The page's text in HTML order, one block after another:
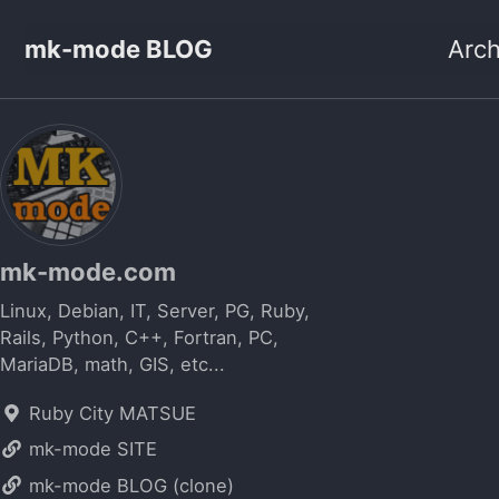
mk-mode BLOG
mk-mode.com
Linux, Debian, IT, Server, PG, Ruby,
Rails, Python, C++, Fortran, PC,
MariaDB, math, GIS, etc...
Ruby City MATSUE
mk-mode SITE
mk-mode BLOG (clone)